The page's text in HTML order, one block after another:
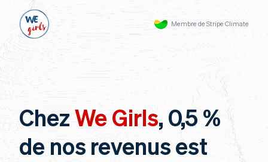
Membre de Stripe Climate
ChezWe Girls, 0,5 %
de nos revenus est